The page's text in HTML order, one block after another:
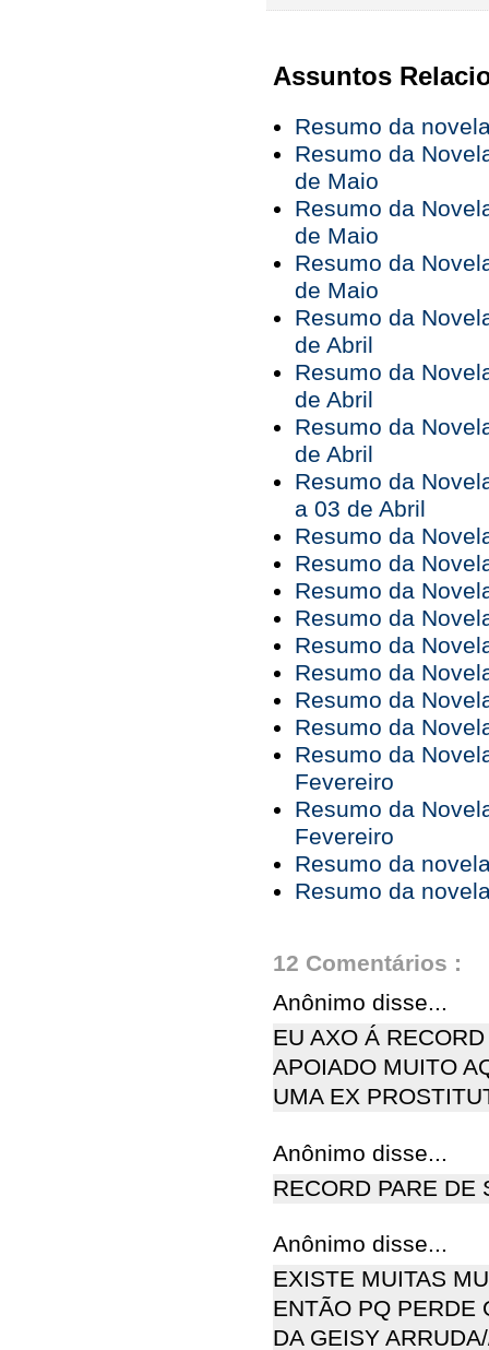
Assuntos
Resumo da
Resumo da
de Maio
Resumo da
de Maio
Resumo da
de Maio
Resumo da
de Abril
Resumo da
de Abril
Resumo da
de Abril
Resumo da
a 03 de Abril
Resumo da
Resumo da
Resumo da
Resumo da
Resumo da
Resumo da
Resumo da
Resumo da
Resumo da
Fevereiro
Resumo da
Fevereiro
Resumo da
Resumo da
12 Comentários :
Anônimo disse...
EU AXO Á
APOIADO MUITO
UMA EX
Anônimo disse...
RECORD PARE DE
Anônimo disse...
EXISTE MUITAS
ENTÃO PQ PERDE
DA GEISY